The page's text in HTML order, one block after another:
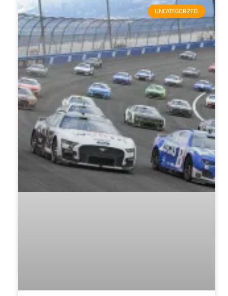
UNCATEGORIZED